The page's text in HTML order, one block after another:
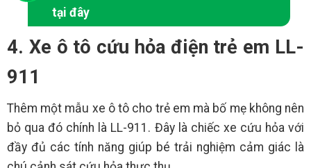
tại đây
4. Xe ô tô cứu hỏa điện trẻ em LL-
911
Thêm một mẫu xe ô tô cho trẻ em mà bố mẹ không nên
bỏ qua đó chính là LL-911. Đây là chiếc xe cứu hỏa với
đầy đủ các tính năng giúp bé trải nghiệm cảm giác là